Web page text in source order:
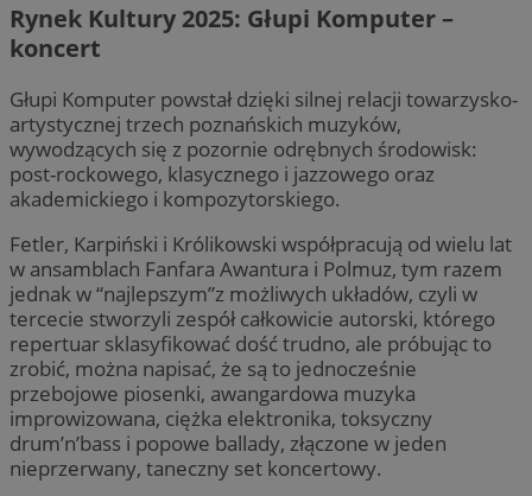
Rynek Kultury 2025: Głupi Komputer –
koncert
Głupi Komputer powstał dzięki silnej relacji towarzysko-
artystycznej trzech poznańskich muzyków,
wywodzących się z pozornie odrębnych środowisk:
post-rockowego, klasycznego i jazzowego oraz
akademickiego i kompozytorskiego.
Fetler, Karpiński i Królikowski współpracują od wielu lat
w ansamblach Fanfara Awantura i Polmuz, tym razem
jednak w “najlepszym”z możliwych układów, czyli w
tercecie stworzyli zespół całkowicie autorski, którego
repertuar sklasyfikować dość trudno, ale próbując to
zrobić, można napisać, że są to jednocześnie
przebojowe piosenki, awangardowa muzyka
improwizowana, ciężka elektronika, toksyczny
drum’n’bass i popowe ballady, złączone w jeden
nieprzerwany, taneczny set koncertowy.